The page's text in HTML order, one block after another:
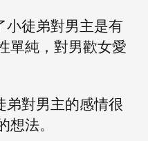
小徒弟對男主是有
單純，對男歡女愛
弟對男主的感情很
法。